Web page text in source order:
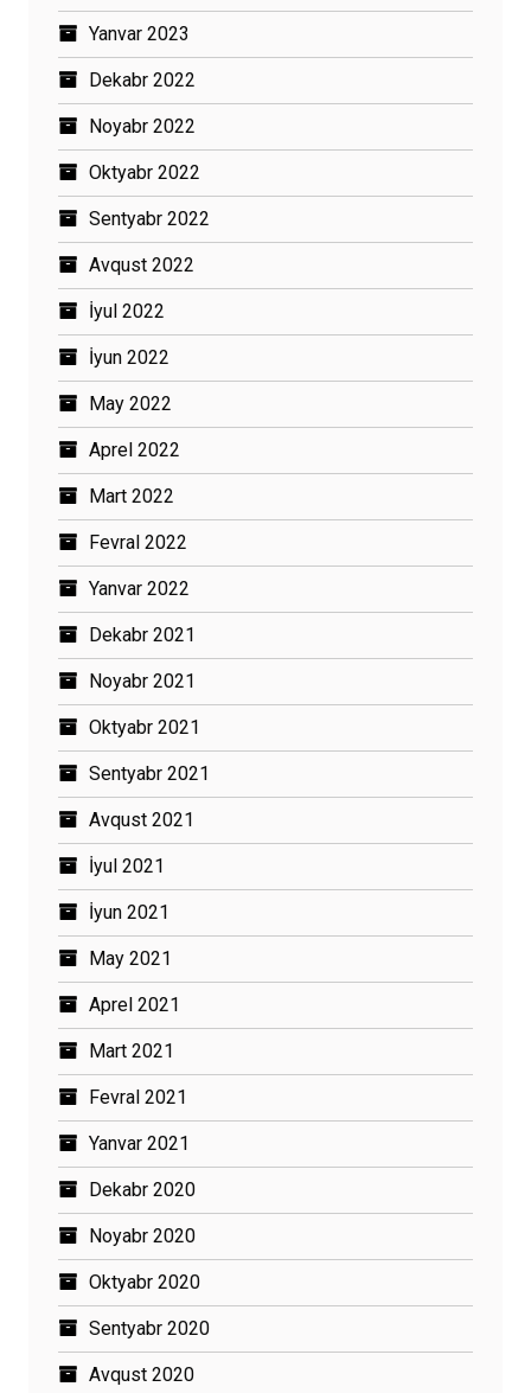
Yanvar 2023
Dekabr 2022
Noyabr 2022
Oktyabr 2022
Sentyabr 2022
Avqust 2022
İyul 2022
İyun 2022
May 2022
Aprel 2022
Mart 2022
Fevral 2022
Yanvar 2022
Dekabr 2021
Noyabr 2021
Oktyabr 2021
Sentyabr 2021
Avqust 2021
İyul 2021
İyun 2021
May 2021
Aprel 2021
Mart 2021
Fevral 2021
Yanvar 2021
Dekabr 2020
Noyabr 2020
Oktyabr 2020
Sentyabr 2020
Avqust 2020